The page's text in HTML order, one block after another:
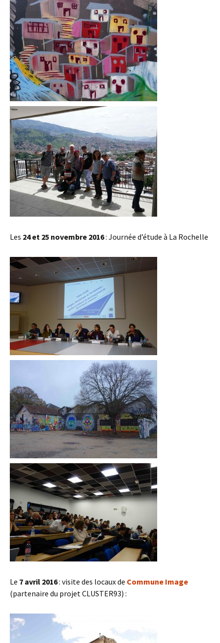
Les 24 et 25 novembre 2016: Journée d’étude à La Rochelle
Le 7 avril 2016: visite des locaux de Commune Image
(partenaire du projet CLUSTER93) :